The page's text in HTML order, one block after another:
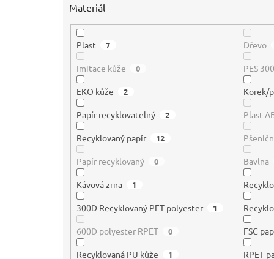
Materiál
Plast 7 Dřevo
Imitace kůže 0 PES
EKO kůže 2 Korek/
Papír recyklovatelný 2 Plast
Recyklovaný papír 12
Papír recyklovaný 0 Bavlna
Kávová zrna 1
300D Recyklovaný PET polyester 1
600D polyester RPET 0 FSC
Recyklovaná PU kůže 1 RPET